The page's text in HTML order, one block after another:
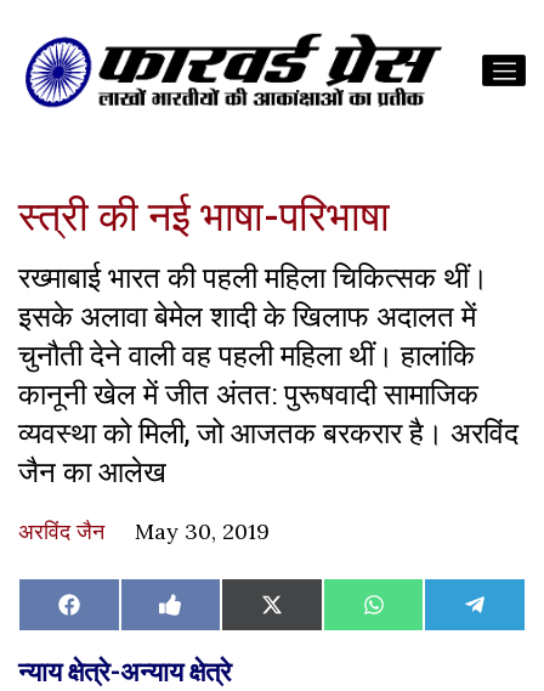
स्त्री की नई भाषा-परिभाषा
रख्माबाई भारत की पहली महिला चिकित्सक थीं।
इसके अलावा बेमेल शादी के खिलाफ अदालत में
चुनौती देने वाली वह पहली महिला थीं। हालांकि
कानूनी खेल में जीत अंतत: पुरूषवादी सामाजिक
व्यवस्था को मिली, जो आजतक बरकरार है। अरविंद
जैन का आलेख
अरविंद जैन May 30, 2019
Share
on
Facebook Share
on
Like
on
Facebook
Share
on
X
(Twitter)
Share
on
WhatsAppShare
on
न्याय क्षेत्रे-अन्याय क्षेत्रे